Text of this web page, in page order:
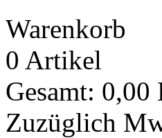
Warenkorb
0 Artikel
Gesamt: 0,00
Zuzüglich